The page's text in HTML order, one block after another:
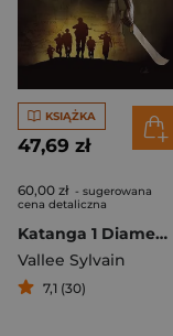
KSIĄŻKA
47,69 zł
60,00 zł - sugerowana
cena detaliczna
Katanga 1 Diamenty
Vallee Sylvain
7,1 (30)